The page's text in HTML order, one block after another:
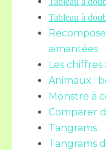
Tableau à
aimantées
Les chiffres
Animaux :
Monstre à
Comparer
Tangrams
Tangrams